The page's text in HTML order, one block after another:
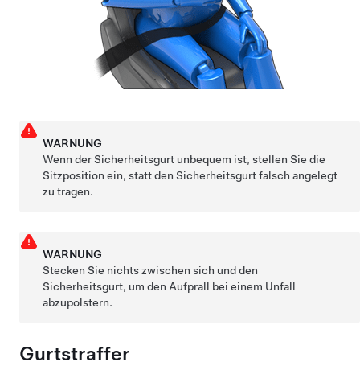
WARNUNG
Wenn der Sicherheitsgurt unbequem ist, stellen Sie die
Sitzposition ein, statt den Sicherheitsgurt falsch angelegt
zu tragen.
WARNUNG
Stecken Sie nichts zwischen sich und den
Sicherheitsgurt, um den Aufprall bei einem Unfall
abzupolstern.
Gurtstraffer